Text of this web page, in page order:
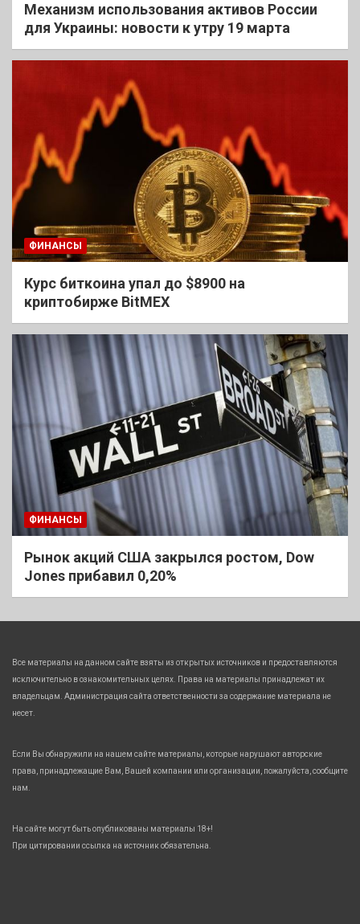
Механизм использования активов России
для Украины: новости к утру 19 марта
ФИНАНСЫ
Курс биткоина упал до $8900 на
криптобирже BitMEX
ФИНАНСЫ
Рынок акций США закрылся ростом, Dow
Jones прибавил 0,20%
Все материалы на данном сайте взяты из открытых источников и предоставляются
исключительно в ознакомительных целях. Права на материалы принадлежат их
владельцам. Администрация сайта ответственности за содержание материала не
несет.
Если Вы обнаружили на нашем сайте материалы, которые нарушают авторские
права, принадлежащие Вам, Вашей компании или организации, пожалуйста, сообщите
нам.
На сайте могут быть опубликованы материалы 18+!
При цитировании ссылка на источник обязательна.